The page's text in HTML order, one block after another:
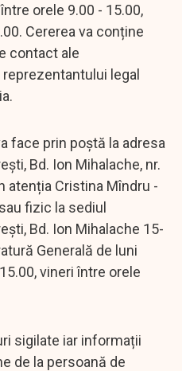
orele 9.00 - 15.00,
Cererea va conține
contact ale
legal
face prin poștă la adresa
Bd. Ion Mihalache, nr.
atenția Cristina Mîndru -
fizic la sediul
Bd. Ion Mihalache 15-
Generală de luni
vineri între orele
sigilate iar informații
de la persoană de